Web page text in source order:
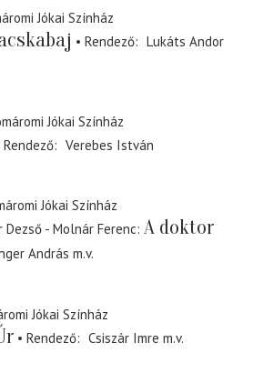
Jókai Színház
Rendező
Lukáts Andor
Jókai Színház
Rendező
Verebes István
Jókai Színház
- Molnár Ferenc A doktor
András m.v.
Jókai Színház
Rendező Csiszár Imre m.v.